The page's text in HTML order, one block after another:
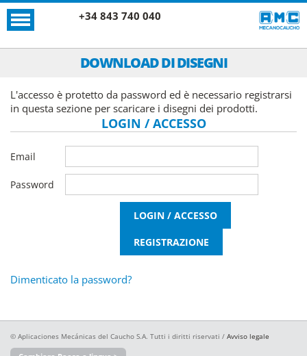
+34 843 740 040
DOWNLOAD DI DISEGNI
L'accesso è protetto da password ed è necessario registrarsi
in questa sezione per scaricare i disegni dei prodotti.
LOGIN / ACCESSO
Email
Password
Dimenticato la password?
© Aplicaciones Mecánicas del Caucho S.A. Tutti i diritti riservati / Avviso legale